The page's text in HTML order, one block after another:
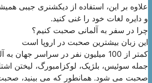
علاوه بر این، استفاده از دیکشنری جیبی
و دایره لغات خود را غنی کنید.
چرا در سفر به آلمانی صحبت کنیم؟
این زبان بیشترین صحبت در اروپا است
کمتر از 100 میلیون نفر در سراسر
جمله سوئیس، بلژیک، لوکزامبورگ، لیختن
صحبت می شود. همانطور که می بینید،